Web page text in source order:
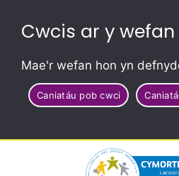
Cwcis ar y
Mae'r wefan hon yn
Caniatáu pob cwci